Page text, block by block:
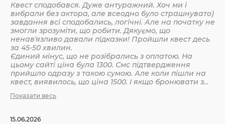
Квест сподобався. Дуже антуражний. Хоч ми і
вибрали без актора, але всеодно було страшнувато)
завдання всі сподобались, логічні. Але на початку не
змогли зрозуміти, що робити. Дякуємо, що
ненавʼязливо давали підказки! Пройшли квест десь
за 45-50 хвилин.
Єдиний мінус, що не розібрались з оплатою. На
цьому сайті ціна була 1300. Смс підтвердження
прийшло одразу з такою сумою. Але коли пішли на
квест, виявилось, що ціна 1500. І якщо бронювати з
невелика, але всеодно уточнюйте при бронюванні
Показати весь
15.06.2026